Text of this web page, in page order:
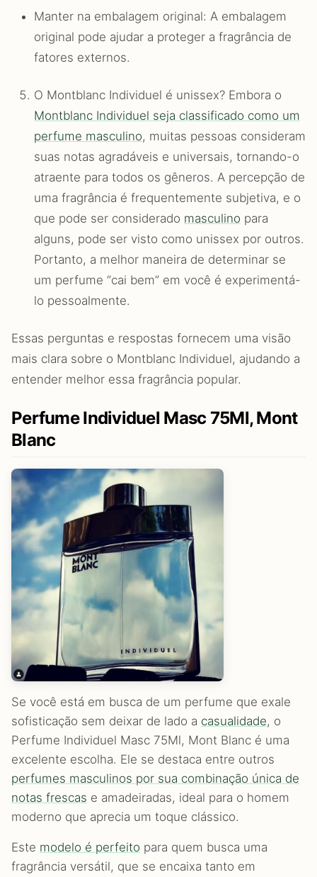
Manter na embalagem original: A embalagem
original pode ajudar a proteger a fragrância de
fatores externos.
O Montblanc Individuel é unissex? Embora o
Montblanc Individuel seja classificado como um
perfume masculino, muitas pessoas consideram
suas notas agradáveis e universais, tornando-o
atraente para todos os gêneros. A percepção de
uma fragrância é frequentemente subjetiva, e o
que pode ser considerado masculino para
alguns, pode ser visto como unissex por outros.
Portanto, a melhor maneira de determinar se
um perfume “cai bem” em você é experimentá-
lo pessoalmente.
Essas perguntas e respostas fornecem uma visão
mais clara sobre o Montblanc Individuel, ajudando a
entender melhor essa fragrância popular.
Perfume Individuel Masc 75Ml, Mont
Blanc
Se você está em busca de um perfume que exale
sofisticação sem deixar de lado a casualidade, o
Perfume Individuel Masc 75Ml, Mont Blanc é uma
excelente escolha. Ele se destaca entre outros
perfumes masculinos por sua combinação única de
notas frescas e amadeiradas, ideal para o homem
moderno que aprecia um toque clássico.
Este modelo é perfeito para quem busca uma
fragrância versátil, que se encaixa tanto em